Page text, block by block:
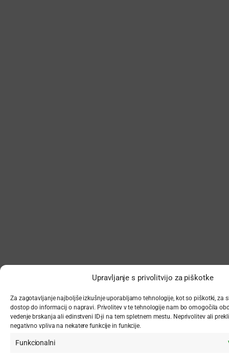
Upravljanje s privolitvijo za piškotke
Za zagotavljanje najboljše izkušnje uporabljamo tehnologije, kot so piškotki, za
dostop do informacij o napravi. Privolitev v te tehnologije nam bo omogočila
vedenje brskanja ali edinstveni ID-ji na tem spletnem mestu. Neprivolitev ali
negativno vpliva na nekatere funkcije in funkcije.
Funkcionalni